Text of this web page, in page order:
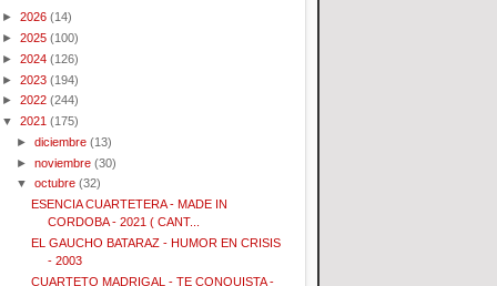
► 2026 (14)
► 2025 (100)
► 2024 (126)
► 2023 (194)
► 2022 (244)
▼ 2021 (175)
►diciembre (13)
►noviembre (30)
▼octubre (32)
ESENCIA CUARTETERA - MADE IN
CORDOBA - 2021 ( CANT...
EL GAUCHO BATARAZ - HUMOR EN CRISIS
- 2003
CUARTETO MADRIGAL - TE CONQUISTA -